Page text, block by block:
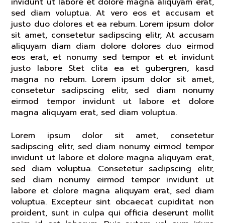
sed diam voluptua. At vero eos et accusam et
justo duo dolores et ea rebum. Lorem ipsum dolor
sit amet, consetetur sadipscing elitr, At accusam
aliquyam diam diam dolore dolores duo eirmod
eos erat, et nonumy sed tempor et et invidunt
justo labore Stet clita ea et gubergren, kasd
magna no rebum. Lorem ipsum dolor sit amet,
consetetur sadipscing elitr, sed diam nonumy
eirmod tempor invidunt ut labore et dolore
magna aliquyam erat, sed diam voluptua.
Lorem ipsum dolor sit amet, consetetur
sadipscing elitr, sed diam nonumy eirmod tempor
invidunt ut labore et dolore magna aliquyam erat,
sed diam voluptua. Consetetur sadipscing elitr,
sed diam nonumy eirmod tempor invidunt ut
labore et dolore magna aliquyam erat, sed diam
voluptua. Excepteur sint obcaecat cupiditat non
proident, sunt in culpa qui officia deserunt mollit